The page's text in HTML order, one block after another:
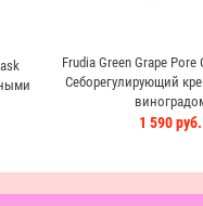
Frudia Green Grape Pore
Себорегулирующий
1 590 руб.